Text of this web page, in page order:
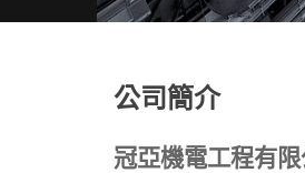
公司簡介
冠亞機電工程有限